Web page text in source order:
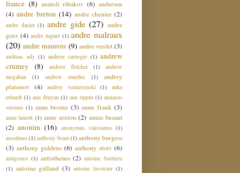
france (8) anatoli ribakov (6) andersen
(4) andre breton (14) andre chenier (2)
andre dacier (1) andre gide (27) andre
gorz (4) andre luguet (1) andre malraux
(20) andre maurois (9) andre verdet(3)
andreas ady (1) andrew carnegie (1) andrew
crumey
(8) andrew fletcher (1)
andrew
mcgahan
(1) andrew mueller (1)
andrey
platonov (4) andrey voznesenski (1)
anke
erhardt (1) ann druyan (1) ann rippin (1) annaeus
serenus (1) anne bronte (3) anne frank (3)
anne lamott (1) anne sexton (2) annie besant
(2) anonim (16) anonymus valesianus (1)
anselmus (1) anthony brant (1) anthony burgess
(3) anthony giddens (6) anthony storr (6)
antigonos (1) antisthenes (2) antoine furetiere
(1) antoine galland (3) antoine lavoisier (1)